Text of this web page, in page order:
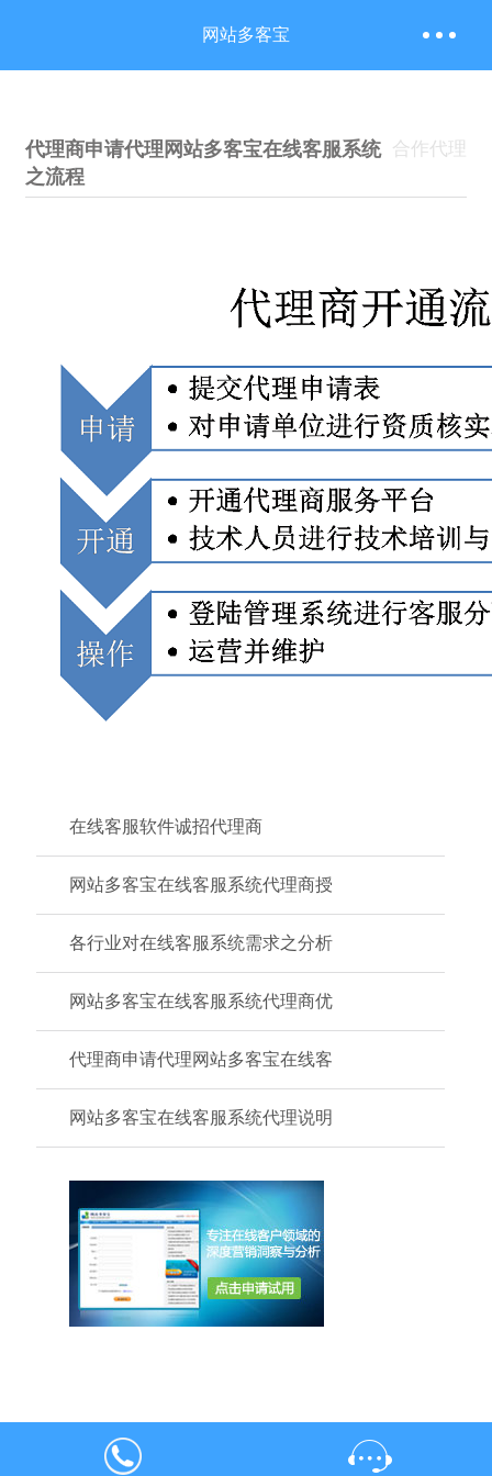
网站多客宝
合作代理
代理商申请代理网站多客宝在线客服系统
之流程
在线客服软件诚招代理商
网站多客宝在线客服系统代理商授
各行业对在线客服系统需求之分析
网站多客宝在线客服系统代理商优
代理商申请代理网站多客宝在线客
网站多客宝在线客服系统代理说明